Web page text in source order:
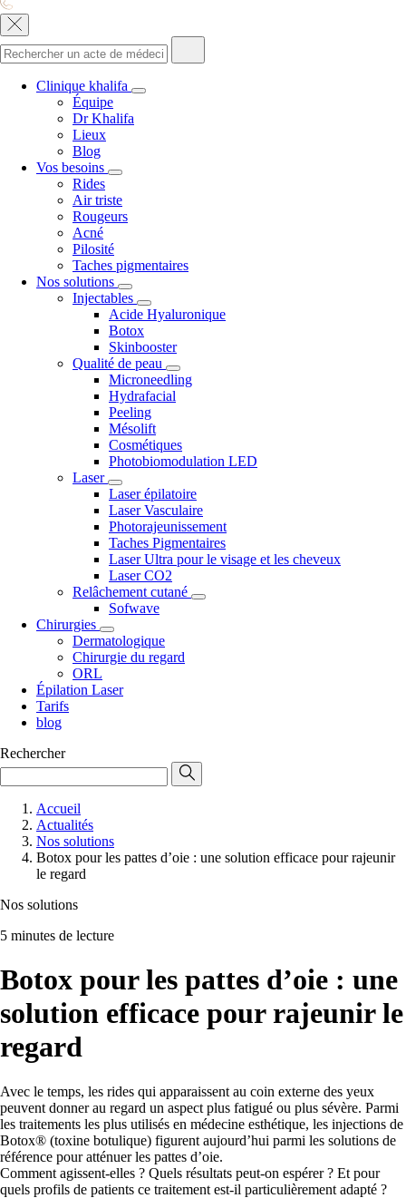
Clinique khalifa
Équipe
Dr Khalifa
Lieux
Blog
Vos besoins
Rides
Air triste
Rougeurs
Acné
Pilosité
Taches pigmentaires
Nos solutions
Injectables
Acide Hyaluronique
Botox
Skinbooster
Qualité de peau
Microneedling
Hydrafacial
Peeling
Mésolift
Cosmétiques
Photobiomodulation LED
Laser
Laser épilatoire
Laser Vasculaire
Photorajeunissement
Taches Pigmentaires
Laser Ultra pour le visage et les cheveux
Laser CO2
Relâchement cutané
Sofwave
Chirurgies
Dermatologique
Chirurgie du regard
ORL
Épilation Laser
Tarifs
blog
Rechercher
Accueil
Actualités
Nos solutions
Botox pour les pattes d’oie : une solution efficace pour rajeunir
le regard
Nos solutions
5 minutes de lecture
Botox pour les pattes d’oie : une
solution efficace pour rajeunir le
regard
Avec le temps, les rides qui apparaissent au coin externe des yeux
peuvent donner au regard un aspect plus fatigué ou plus sévère. Parmi
les traitements les plus utilisés en médecine esthétique, les injections de
Botox® (toxine botulique) figurent aujourd’hui parmi les solutions de
référence pour atténuer les pattes d’oie.
Comment agissent-elles ? Quels résultats peut-on espérer ? Et pour
quels profils de patients ce traitement est-il particulièrement adapté ?